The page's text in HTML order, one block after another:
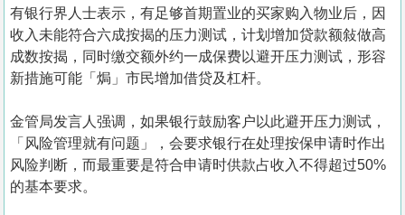
有银行界人士表示，有足够首期置业的买家购入物业后，因
收入未能符合六成按揭的压力测试，计划增加贷款额敍做高
成数按揭，同时缴交额外约一成保费以避开压力测试，形容
新措施可能「焗」市民增加借贷及杠杆。
金管局发言人强调，如果银行鼓励客户以此避开压力测试，
「风险管理就有问题」，会要求银行在处理按保申请时作出
风险判断，而最重要是符合申请时供款占收入不得超过50%
的基本要求。